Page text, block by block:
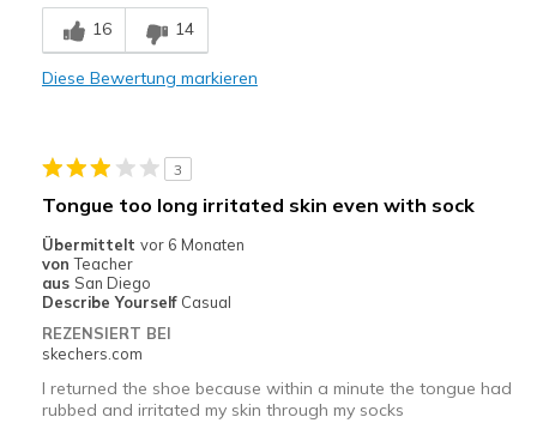
Geeignete Verwendung
Casual Wear
Travel
Sizing
Feels full size too small
View On Shoes
Shoes are for Wearing
16 14
Diese Bewertung markieren
3
Tongue too long irritated skin even with sock
Übermittelt vor 6 Monaten
von Teacher
aus San Diego
Describe Yourself Casual
REZENSIERT BEI
skechers.com
I returned the shoe because within a minute the tongue had
rubbed and irritated my skin through my socks